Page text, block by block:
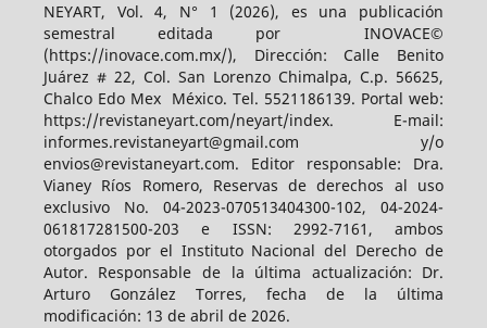
NEYART, Vol. 4, N° 1 (2026), es una publicación
semestral editada por INOVACE©
(https://inovace.com.mx/), Dirección: Calle Benito
Juárez # 22, Col. San Lorenzo Chimalpa, C.p. 56625,
Chalco Edo Mex México. Tel. 5521186139. Portal web:
https://revistaneyart.com/neyart/index. E-mail:
informes.revistaneyart@gmail.com y/o
envios@revistaneyart.com. Editor responsable: Dra.
Vianey Ríos Romero, Reservas de derechos al uso
exclusivo No. 04-2023-070513404300-102, 04-2024-
061817281500-203 e ISSN: 2992-7161, ambos
otorgados por el Instituto Nacional del Derecho de
Autor. Responsable de la última actualización: Dr.
Arturo González Torres, fecha de la última
modificación: 13 de abril de 2026.